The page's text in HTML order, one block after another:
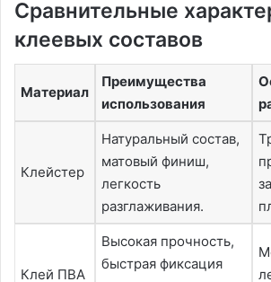
Сравнительные
клеевых составов
Материал
Преимущества
использования
Клейстер
Натуральный состав,
матовый финиш,
легкость
разглаживания.
Клей ПВА
Высокая прочность,
быстрая фиксация